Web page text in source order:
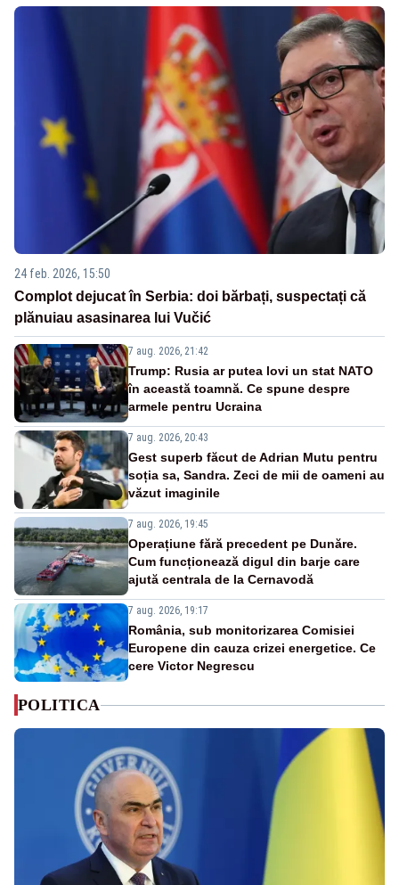
24 feb. 2026, 15:50
Complot dejucat în Serbia: doi bărbați, suspectați că
plănuiau asasinarea lui Vučić
7 aug. 2026, 21:42
Trump: Rusia ar putea lovi un stat NATO
în această toamnă. Ce spune despre
armele pentru Ucraina
7 aug. 2026, 20:43
Gest superb făcut de Adrian Mutu pentru
soția sa, Sandra. Zeci de mii de oameni au
văzut imaginile
7 aug. 2026, 19:45
Operațiune fără precedent pe Dunăre.
Cum funcționează digul din barje care
ajută centrala de la Cernavodă
7 aug. 2026, 19:17
România, sub monitorizarea Comisiei
Europene din cauza crizei energetice. Ce
cere Victor Negrescu
POLITICA